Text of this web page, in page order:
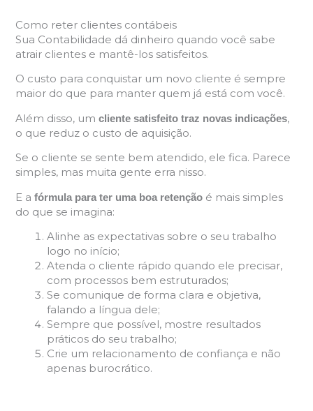
Como reter clientes contábeis
Sua Contabilidade dá dinheiro quando você sabe
atrair clientes e mantê-los satisfeitos.
O custo para conquistar um novo cliente é sempre
maior do que para manter quem já está com você.
Além disso, um cliente satisfeito traz novas indicações,
o que reduz o custo de aquisição.
Se o cliente se sente bem atendido, ele fica. Parece
simples, mas muita gente erra nisso.
E a fórmula para ter uma boa retençãoé mais simples
do que se imagina:
Alinhe as expectativas sobre o seu trabalho
logo no início;
Atenda o cliente rápido quando ele precisar,
com processos bem estruturados;
Se comunique de forma clara e objetiva,
falando a língua dele;
Sempre que possível, mostre resultados
práticos do seu trabalho;
Crie um relacionamento de confiança e não
apenas burocrático.